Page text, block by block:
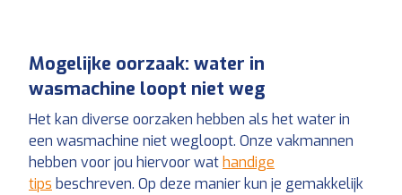
Mogelijke oorzaak: water in
wasmachine loopt niet weg
Het kan diverse oorzaken hebben als het water in
een wasmachine niet wegloopt. Onze vakmannen
hebben voor jou hiervoor wat handige
tips beschreven. Op deze manier kun je gemakkelijk